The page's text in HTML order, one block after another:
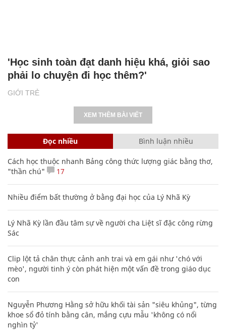
GIỚI TRẺ
'Học sinh toàn đạt danh hiệu khá, giỏi sao
phải lo chuyện đi học thêm?'
XEM THÊM BÀI VIẾT
Đọc nhiều Bình luận nhiều
Cách học thuộc nhanh Bảng công thức lượng giác bằng thơ,
"thần chú"
17
Nhiều điểm bất thường ở bằng đại học của Lý Nhã Kỳ
Lý Nhã Kỳ lần đầu tâm sự về người cha Liệt sĩ đặc công rừng
Sác
Clip lột tả chân thực cảnh anh trai và em gái như 'chó với
mèo', người tinh ý còn phát hiện một vấn đề trong giáo dục
con
Nguyễn Phương Hằng sở hữu khối tài sản "siêu khủng", từng
khoe sổ đỏ tính bằng cân, mắng cựu mẫu 'không có nổi
nghìn tỷ'